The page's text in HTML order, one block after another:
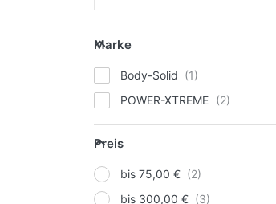
Marke
Marke
Body-Solid
POWER-XTREME
Preis
Preis
bis 75,00 €
bis 300,00 €